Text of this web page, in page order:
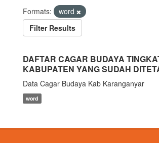
Formats:
word
Filter Results
DAFTAR CAGAR BUDAYA
KABUPATEN YANG SUDAH
Data Cagar Budaya Kab Karanganyar
word